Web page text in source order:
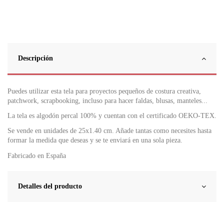
Descripción
Puedes utilizar esta tela para proyectos pequeños de costura creativa,
patchwork, scrapbooking, incluso para hacer faldas, blusas, manteles...
La tela es algodón percal 100% y cuentan con el certificado OEKO-TEX.
Se vende en unidades de 25x1.40 cm. Añade tantas como necesites hasta
formar la medida que deseas y se te enviará en una sola pieza.
Fabricado en España
Detalles del producto